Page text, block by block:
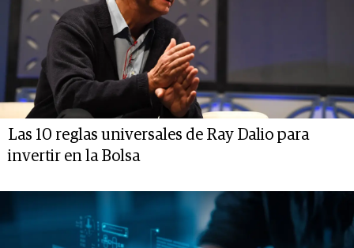
Las 10 reglas universales de Ray Dalio para
invertir en la Bolsa